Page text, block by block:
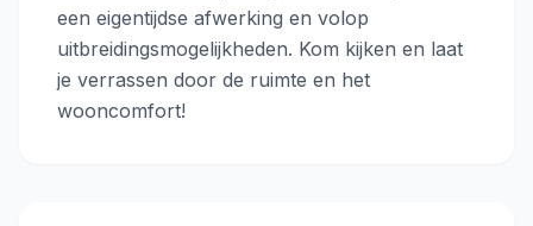
een eigentijdse afwerking en volop
uitbreidingsmogelijkheden. Kom kijken en laat
je verrassen door de ruimte en het
wooncomfort!